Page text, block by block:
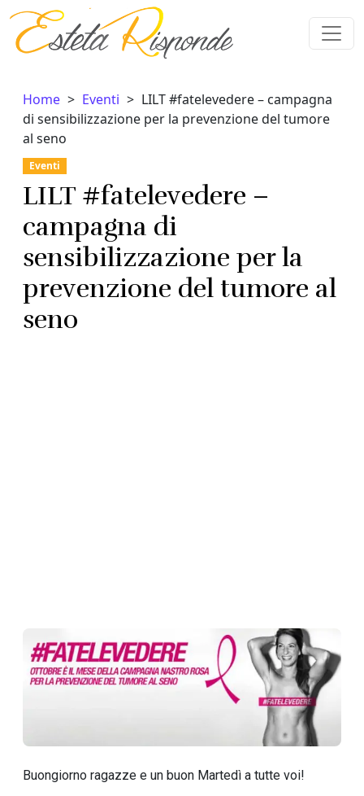
Vai al contenuto
Home Eventi
LILT #fatelevedere – campagna
di sensibilizzazione per la prevenzione del tumore
al seno
Eventi
LILT #fatelevedere –
campagna di
sensibilizzazione per la
prevenzione del tumore al
seno
Buongiorno ragazze e un buon Martedì a tutte voi!